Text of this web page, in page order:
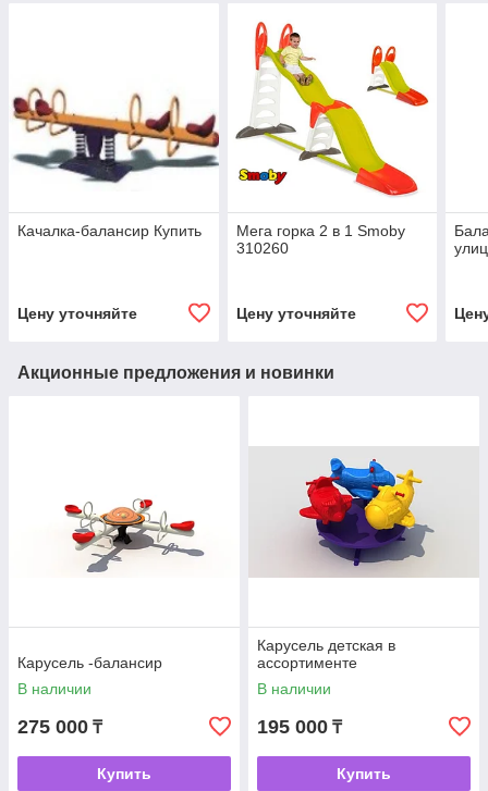
Качалка-балансир Купить
Цену уточняйте
Мега горка 2 в 1 Smoby
310260
Цену уточняйте
Акционные предложения и новинки
Карусель -балансир
В наличии
275 000 ₸
Купить
Карусель детская в
ассортименте
В наличии
195 000 ₸
Купить